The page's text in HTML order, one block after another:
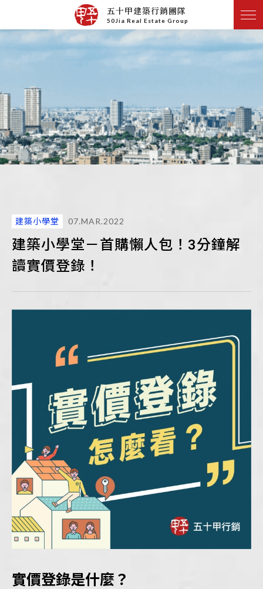
建築小學堂 07.MAR.2022
建築小學堂－首購懶人包！3分鐘解
讀實價登錄！
實價登錄是什麼？
五十甲建築行銷團隊
50Jia Real Estate Group